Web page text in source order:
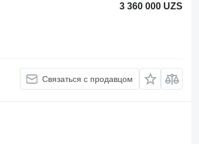
3 360 000 UZS
Связаться с продавцом